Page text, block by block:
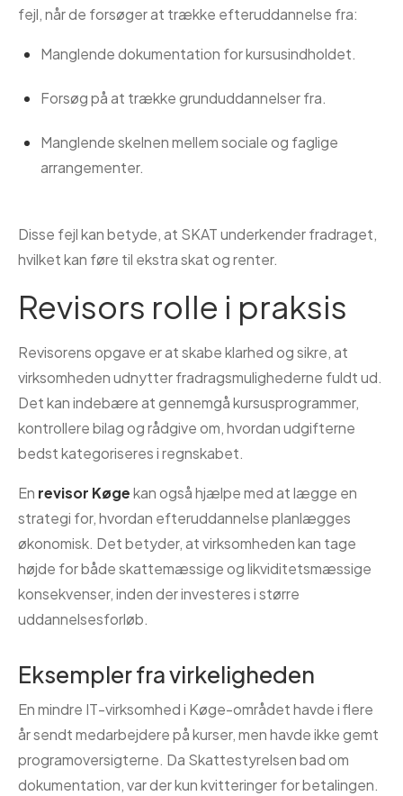
fejl, når de forsøger at trække efteruddannelse fra:
Manglende dokumentation for kursusindholdet.
Forsøg på at trække grunduddannelser fra.
Manglende skelnen mellem sociale og faglige
arrangementer.
Disse fejl kan betyde, at SKAT underkender fradraget,
hvilket kan føre til ekstra skat og renter.
Revisors rolle i praksis
Revisorens opgave er at skabe klarhed og sikre, at
virksomheden udnytter fradragsmulighederne fuldt ud.
Det kan indebære at gennemgå kursusprogrammer,
kontrollere bilag og rådgive om, hvordan udgifterne
bedst kategoriseres i regnskabet.
En revisor Køgekan også hjælpe med at lægge en
strategi for, hvordan efteruddannelse planlægges
økonomisk. Det betyder, at virksomheden kan tage
højde for både skattemæssige og likviditetsmæssige
konsekvenser, inden der investeres i større
uddannelsesforløb.
Eksempler fra virkeligheden
En mindre IT-virksomhed i Køge-området havde i flere
år sendt medarbejdere på kurser, men havde ikke gemt
programoversigterne. Da Skattestyrelsen bad om
dokumentation, var der kun kvitteringer for betalingen.